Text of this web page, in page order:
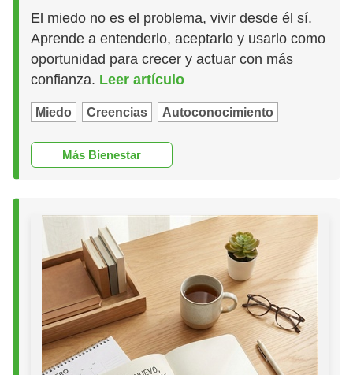
El miedo no es el problema, vivir desde él sí.
Aprende a entenderlo, aceptarlo y usarlo como
oportunidad para crecer y actuar con más
confianza. Leer artículo
Miedo Creencias Autoconocimiento
Más Bienestar